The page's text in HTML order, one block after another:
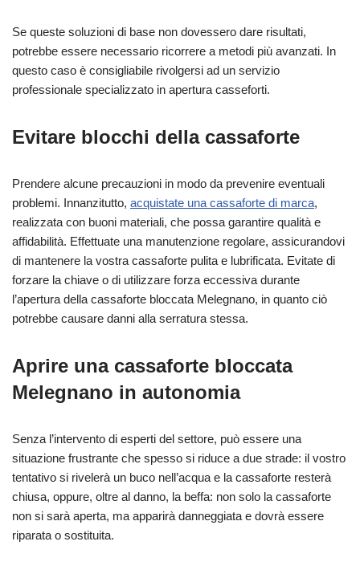
Se queste soluzioni di base non dovessero dare risultati,
potrebbe essere necessario ricorrere a metodi più avanzati. In
questo caso è consigliabile rivolgersi ad un servizio
professionale specializzato in apertura casseforti.
Evitare blocchi della cassaforte
Prendere alcune precauzioni in modo da prevenire eventuali
problemi. Innanzitutto, acquistate una cassaforte di marca,
realizzata con buoni materiali, che possa garantire qualità e
affidabilità. Effettuate una manutenzione regolare, assicurandovi
di mantenere la vostra cassaforte pulita e lubrificata. Evitate di
forzare la chiave o di utilizzare forza eccessiva durante
l’apertura della cassaforte bloccata Melegnano, in quanto ciò
potrebbe causare danni alla serratura stessa.
Aprire una cassaforte bloccata
Melegnano in autonomia
Senza l’intervento di esperti del settore, può essere una
situazione frustrante che spesso si riduce a due strade: il vostro
tentativo si rivelerà un buco nell’acqua e la cassaforte resterà
chiusa, oppure, oltre al danno, la beffa: non solo la cassaforte
non si sarà aperta, ma apparirà danneggiata e dovrà essere
riparata o sostituita.